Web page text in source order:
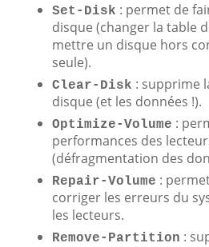
Set-Disk : permet de
disque (changer la table
mettre un disque hors
seule).
Clear-Disk : supprime
disque (et les données !).
Optimize-Volume :
performances des
(défragmentation des
Repair-Volume :
corriger les erreurs du
les lecteurs.
Remove-Partition :